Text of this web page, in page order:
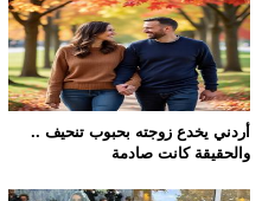
أردني يخدع زوجته بحبوب تنحيف ..
والحقيقة كانت صادمة